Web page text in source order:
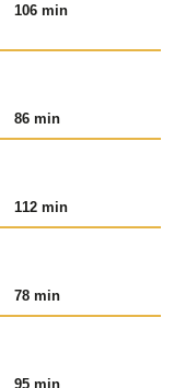
106 min
86 min
112 min
78 min
95 min